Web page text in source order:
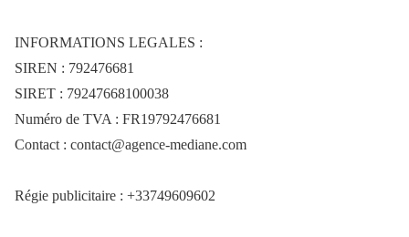
INFORMATIONS LEGALES :
SIREN : 792476681
SIRET : 79247668100038
Numéro de TVA : FR19792476681
Contact : contact@agence-mediane.com
Régie publicitaire : +33749609602